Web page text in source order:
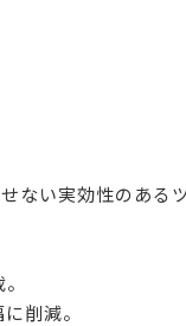
ない実効性のある
削減。